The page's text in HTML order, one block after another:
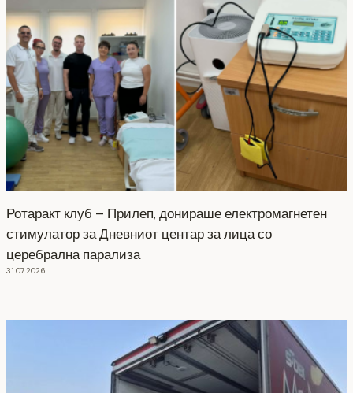
Ротаракт клуб – Прилеп, донираше електромагнетен
стимулатор за Дневниот центар за лица со
церебрална парализа
31.07.2026